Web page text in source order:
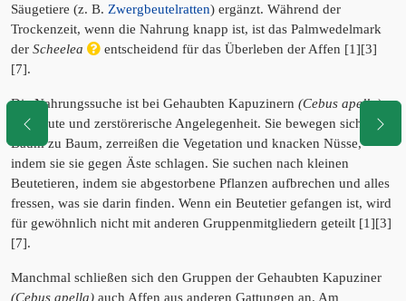
Säugetiere (z. B. Zwergbeutelratten) ergänzt. Während der
Trockenzeit, wenn die Nahrung knapp ist, ist das Palmwedelmark
der Scheelea
entscheidend für das Überleben der Affen [1][3]
[7].
Die Nahrungssuche ist bei Gehaubten Kapuzinern (Cebus apella)
eine laute und zerstörerische Angelegenheit. Sie bewegen sich von
Baum zu Baum, zerreißen die Vegetation und knacken Nüsse,
indem sie sie gegen Äste schlagen. Sie suchen nach kleinen
Beutetieren, indem sie abgestorbene Pflanzen aufbrechen und alles
fressen, was sie darin finden. Wenn ein Beutetier gefangen ist, wird
für gewöhnlich nicht mit anderen Gruppenmitgliedern geteilt [1][3]
[7].
Manchmal schließen sich den Gruppen der Gehaubten Kapuziner
(Cebus apella) auch Affen aus anderen Gattungen an. Am